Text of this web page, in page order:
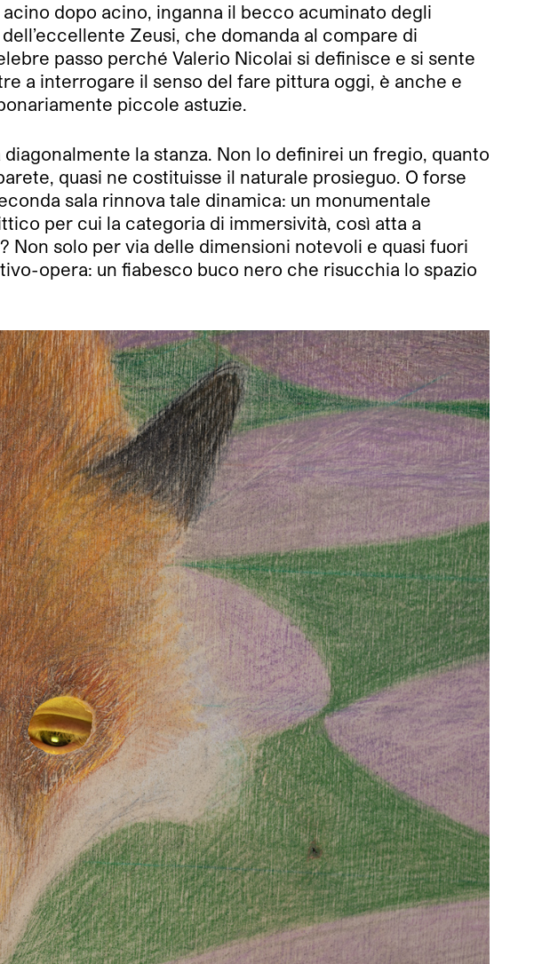
dopo acino, inganna il becco acuminato degli
Zeusi, che domanda al compare di
passo perché Valerio Nicolai si definisce e si sente
a interrogare il senso del fare pittura oggi, è anche e
piccole astuzie.
la stanza. Non lo definirei un fregio, quanto
quasi ne costituisse il naturale prosieguo. O forse
sala rinnova tale dinamica: un monumentale
per cui la categoria di immersività, così atta a
solo per via delle dimensioni notevoli e quasi fuori
opera: un fiabesco buco nero che risucchia lo spazio